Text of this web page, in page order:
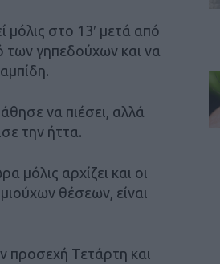
στο 13′ μετά από
των γηπεδούχων και να
να πιέσει, αλλά
την ήττα.
μόλις αρχίζει και οι
θέσεων, είναι
προσεχή Τετάρτη και